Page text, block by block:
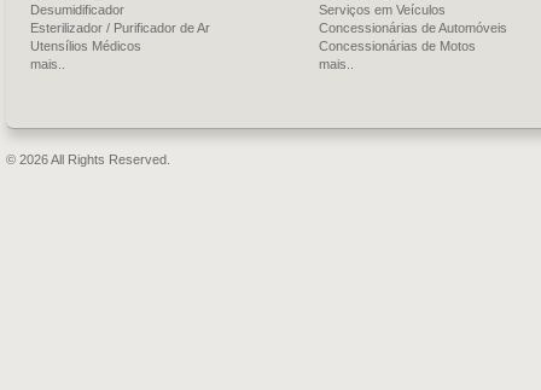
Desumidificador
Esterilizador / Purificador de Ar
Utensílios Médicos
mais..
Serviços em Veículos
Concessionárias de Automóveis
Concessionárias de Motos
mais..
© 2026 All Rights Reserved.